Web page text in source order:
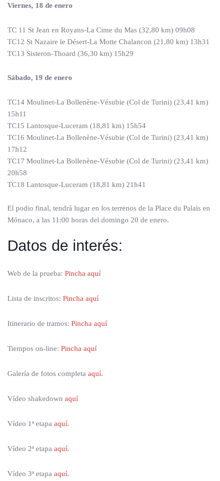
Viernes, 18 de enero
TC 11 St Jean en Royans-La Cime du Mas (32,80 km) 09h08
TC12 St Nazaire le Désert-La Motte Chalancon (21,80 km) 13h31
TC13 Sisteron-Thoard (36,30 km) 15h29
Sábado, 19 de enero
TC14 Moulinet-La Bollenène-Vésubie (Col de Turini) (23,41 km)
15h11
TC15 Lantosque-Luceram (18,81 km) 15h54
TC16 Moulinet-La Bollenène-Vésubie (Col de Turini) (23,41 km)
17h12
TC17 Moulinet-La Bollenène-Vésubie (Col de Turini) (23,41 km)
20h58
TC18 Lantosque-Luceram (18,81 km) 21h41
El podio final, tendrá lugar en los terrenos de la Place du Palais en
Mónaco, a las 11:00 horas del domingo 20 de enero.
Datos de interés:
Web de la prueba: Pincha aquí
Lista de inscritos: Pincha aquí
Itinerario de tramos: Pincha aquí
Tiempos on-line: Pincha aquí
Galería de fotos completa aquí.
Vídeo shakedown aquí
Vídeo 1ª etapa aquí.
Vídeo 2ª etapa aquí.
Vídeo 3ª etapa aquí.